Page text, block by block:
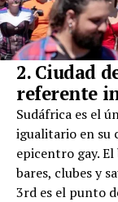
2. Ciudad
referente
Sudáfrica es el
igualitario en su
epicentro gay.
bares, clubes y
3rd es el punto